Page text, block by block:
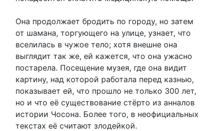
Она продолжает бродить по городу, но затем
от шамана, торгующего на улице, узнает, что
вселилась в чужое тело; хотя внешне она
выглядит так же, ей кажется, что она ужасно
постарела. Посещение музея, где она видит
картину, над которой работала перед казнью,
показывает ей, что прошло не только 300 лет,
но и что её существование стёрто из анналов
истории Чосона. Более того, в неофициальных
текстах её считают злодейкой.